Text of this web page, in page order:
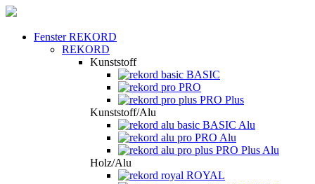
Fenster REKORD
REKORD
Kunststoff
BASIC
PRO
PRO Plus
Kunststoff/Alu
BASIC Alu
PRO Alu
PRO Plus Alu
Holz/Alu
ROYAL